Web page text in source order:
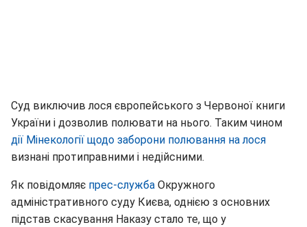
Суд виключив лося європейського з Червоної книги
України і дозволив полювати на нього. Таким чином
дії Мінекології щодо заборони полювання на лося
визнані протиправними і недійсними.
Як повідомляє прес-служба Окружного
адміністративного суду Києва, однією з основних
підстав скасування Наказу стало те, що у